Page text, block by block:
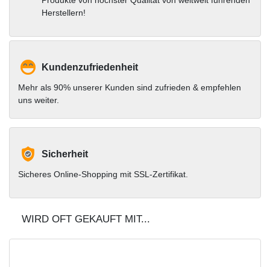
Herstellern!
Kundenzufriedenheit
Mehr als 90% unserer Kunden sind zufrieden & empfehlen
uns weiter.
Sicherheit
Sicheres Online-Shopping mit SSL-Zertifikat.
WIRD OFT GEKAUFT MIT...